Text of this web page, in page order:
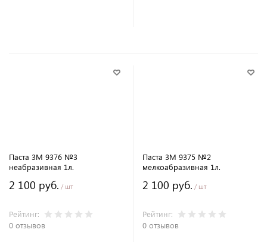
Паста 3M 9376 №3
неабразивная 1л.
2 100 руб. / шт
Рейтинг:
0 отзывов
Паста 3M 9375 №2
мелкоабразивная 1л.
2 100 руб. / шт
Рейтинг:
0 отзывов